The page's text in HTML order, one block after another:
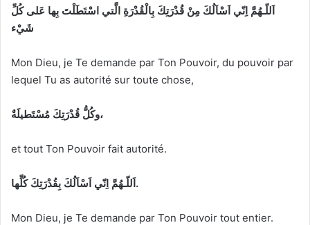
اَللّـهُمَّ اِنّي اَسْاَلُكَ مِنْ قُدْرَتِكَ بِالْقُدْرَةِ الَّتي اسْتَطَلْتَ بِها عَلى كُلِّ
شَيْء
Mon Dieu, je Te demande par Ton Pouvoir, du pouvoir par
lequel Tu as autorité sur toute chose,
وكُلُّ قُدْرَتِكَ مُسْتَطيلَةٌ،
et tout Ton Pouvoir fait autorité.
اَللّـهُمَّ اِنّي اَسْاَلُكَ بِقُدْرَتِكَ كُلِّها.
Mon Dieu, je Te demande par Ton Pouvoir tout entier.